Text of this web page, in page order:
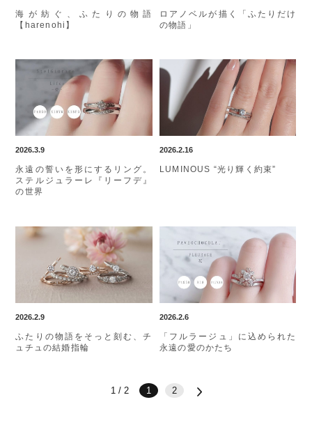
海が紡ぐ、ふたりの物語
【harenohi】
ロアノベルが描く「ふたりだけ
の物語」
2026.3.9
永遠の誓いを形にするリング。
ステルジュラーレ『リーフデ』
の世界
2026.2.16
LUMINOUS “光り輝く約束”
2026.2.9
ふたりの物語をそっと刻む、チ
ュチュの結婚指輪
2026.2.6
「フルラージュ」に込められた
永遠の愛のかたち
1 / 2 1 2